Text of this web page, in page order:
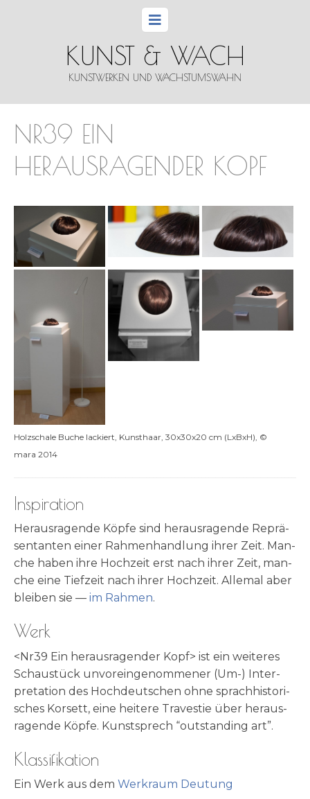
KUNST & WACH
KUNSTWERKEN UND WACHSTUMSWAHN
NR39 EIN
HERAUSRAGENDER KOPF
Holz­scha­le Buche lackiert, Kunst­haar, 30x30x20 cm (LxBxH), ©
mara 2014
Inspiration
Her­aus­ra­gen­de Köp­fe sind her­aus­ra­gen­de Reprä­
sen­tan­ten einer Rah­men­hand­lung ihrer Zeit. Man­
che haben ihre Hoch­zeit erst nach ihrer Zeit, man­
che eine Tief­zeit nach ihrer Hoch­zeit. Alle­mal aber
blei­ben sie — im Rah­men.
Werk
<Nr39 Ein her­aus­ra­gen­der Kopf> ist ein wei­te­res
Schau­stück unvor­ein­ge­nom­me­ner (Um-) Inter­
pre­ta­ti­on des Hoch­deut­schen ohne sprach­hi­sto­ri­
sches Kor­sett, eine hei­te­re Tra­ve­stie über her­aus­
ra­gen­de Köp­fe. Kunst­sprech “out­stan­ding art”.
Klassifikation
Ein Werk aus dem Werk­raum Deutung